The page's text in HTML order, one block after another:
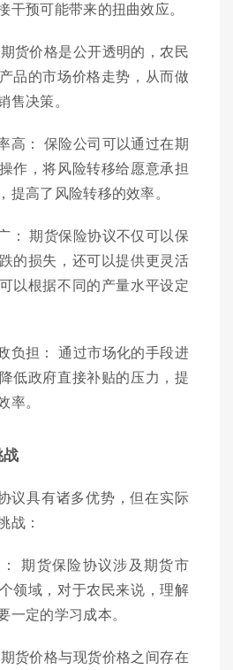
干预可能带来的扭曲效应。
货价格是公开透明的，农民
品的市场价格走势，从而做
售决策。
高： 保险公司可以通过在期
作，将风险转移给愿意承担
提高了风险转移的效率。
： 期货保险协议不仅可以保
的损失，还可以提供更灵活
以根据不同的产量水平设定
负担： 通过市场化的手段进
低政府直接补贴的压力，提
。
议具有诸多优势，但在实际
战：
期货保险协议涉及期货市
领域，对于农民来说，理解
一定的学习成本。
货价格与现货价格之间存在